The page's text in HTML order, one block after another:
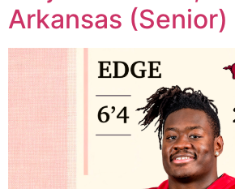
Arkansas (Senior)